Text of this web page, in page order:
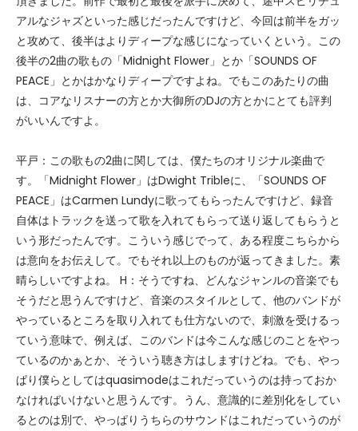
アルなジャズといった感じだったんですけど、今回は前半をガッ
と攻めて、後半はよりディープな感じになっていくという。この
後半の2曲の歌もの「Midnight Flower」とか「SOUNDS OF
PEACE」とかはかなりディープですよね。でもこのあたりの曲
は、コアなリスナーの方とか大御所のDJの方とかにとても評判
がいいんですよ。
平戸：この歌もの2曲に関しては、僕たちのオリジナル楽曲で
す。「Midnight Flower」はDwight Tribleに、「SOUNDS OF
PEACE」はCarmen Lundyに歌ってもらったんですけど、録音
自体はトラックを送って歌を入れてもらって送り返してもらうと
いう形だったんです。こういう感じでって、ある程度こちらから
は意向をお伝えして。でもそれ以上のものが返ってきました。素
晴らしいですよね。 H：そうですね、どんなジャンルの音楽でも
そうだと思うんですけど、音楽のスタイルとして、他のバンドが
やっているところを取り入れても仕方ないので、刺激を受けるっ
ていう意味で、例えば、このバンドは今こんな感じのことをやっ
ているのかぁとか、そういう聴き方はしますけどね。でも、やっ
ぱり僕らとしてはquasimodeはこれだっていうのは持っておか
なければいけないと思うんです。うん、意識的に差別化をしてい
るとのは別で、やっぱりうちらのサウンドはこれだっていうのが